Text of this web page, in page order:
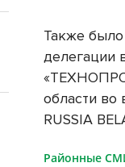
Также было
делегации
области во
RUSSIA
Районные